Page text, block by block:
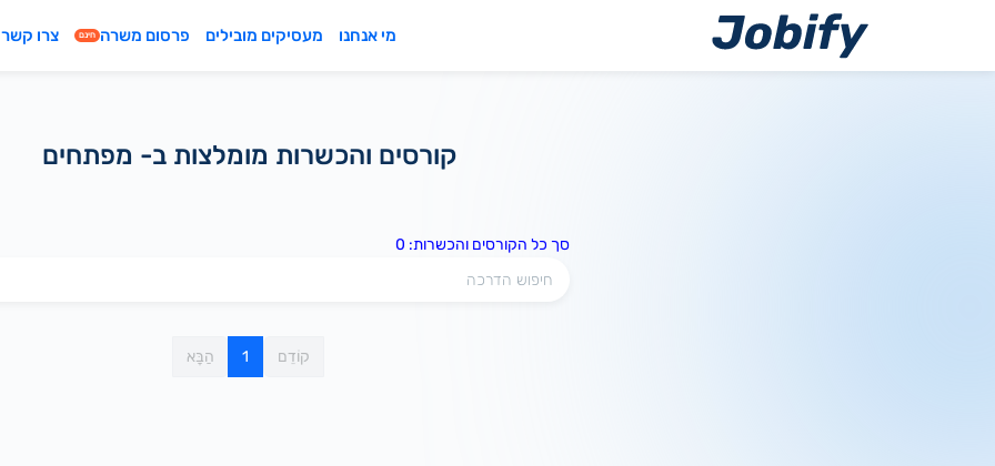
מי אנחנו מעסיקים מובילים פרסום משרה חינם צרו קשר
קורסים והכשרות מומלצות ב- מפתחים
סך כל הקורסים והכשרות: 0
קוֹדֵם 1 הַבָּא